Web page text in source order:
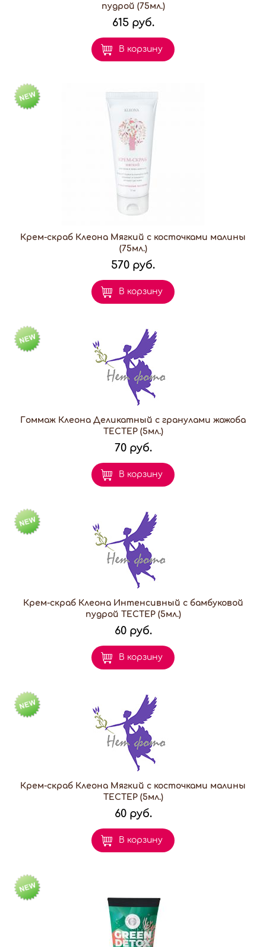
пудрой (75мл.)
615 руб.
В корзину
Крем-скраб Клеона Мягкий с косточками малины
(75мл.)
570 руб.
В корзину
Гоммаж Клеона Деликатный с гранулами жожоба
ТЕСТЕР (5мл.)
70 руб.
В корзину
Крем-скраб Клеона Интенсивный с бамбуковой
пудрой ТЕСТЕР (5мл.)
60 руб.
В корзину
Крем-скраб Клеона Мягкий с косточками малины
ТЕСТЕР (5мл.)
60 руб.
В корзину